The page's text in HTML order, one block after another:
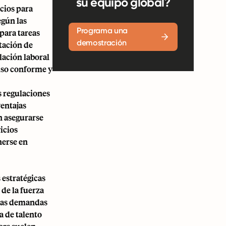
para
las
tareas
de
laboral
conforme y
regulaciones
en
la fuerza
demandas
de talento
Programa una
demostración